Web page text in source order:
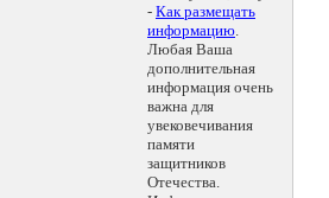
- Как размещать
информацию.
Любая Ваша
дополнительная
информация очень
важна для
увековечивания
памяти
защитников
Отечества.